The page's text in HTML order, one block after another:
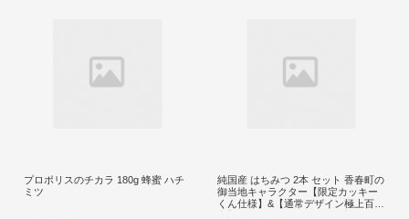
プロポリスのチカラ 180g 蜂蜜 ハチ
ミツ
純国産 はちみつ 2本 セット 香春町の
御当地キャラクター【限定カッキー
くん仕様】&【通常デザイン極上百花